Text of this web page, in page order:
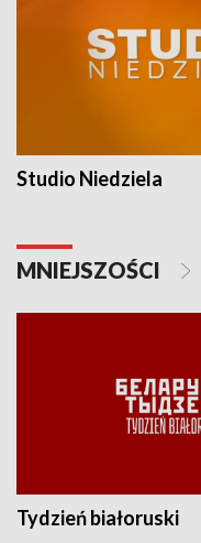
Studio Niedziela
MNIEJSZOŚCI
Tydzień białoruski